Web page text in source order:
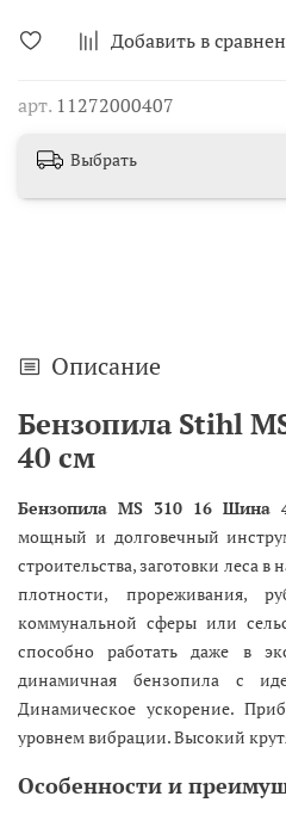
Добавить в
арт. 11272000407
Выбрать
Описание
Бензопила Stihl
40 см
Бензопила MS 310 16 Шина
мощный и долговечный
строительства, заготовки леса
плотности, прореживания,
коммунальной сферы или
способно работать даже в
динамичная бензопила с
Динамическое ускорение.
уровнем вибрации. Высокий
Особенности и